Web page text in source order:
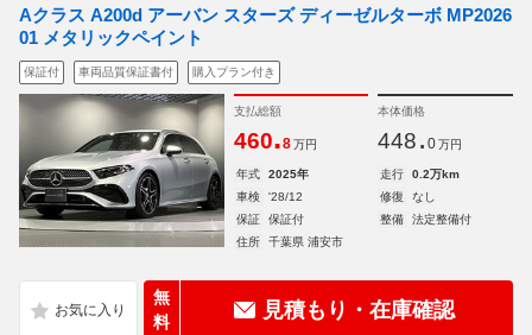
Aクラス A200d アーバン スターズ ディーゼルターボ MP2026
01 メタリックペイント
保証付 車両品質保証書付 購入プラン付き
支払総額
460.8 万円
本体価格
448. 0 万円
年式 2025年 走行
0.2万km
車検
'28/12 修復
なし
保証
保証付 整備
法定整備付
住所
千葉県 浦安市
無
料
見積もり・在庫確認